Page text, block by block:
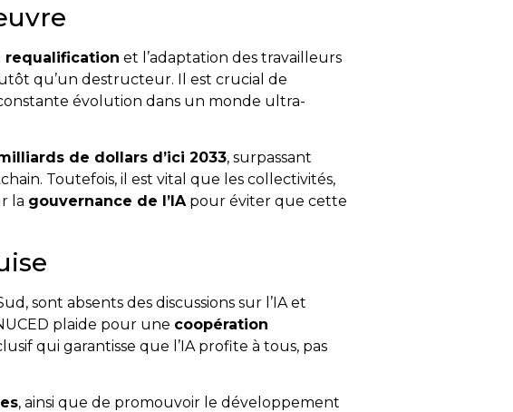
requalification et l’adaptation des travailleurs
qu’un destructeur. Il est crucial de
évolution dans un monde ultra-
de dollars d’ici 2033, surpassant
Toutefois, il est vital que les collectivités,
la gouvernance de l’IApour éviter que cette
sont absents des discussions sur l’IA et
plaide pour une coopération
qui garantisse que l’IA profite à tous, pas
, ainsi que de promouvoir le développement